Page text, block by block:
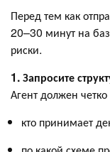
Перед тем как
20–30 минут на
риски.
1. Запросите
Агент должен
кто принимает